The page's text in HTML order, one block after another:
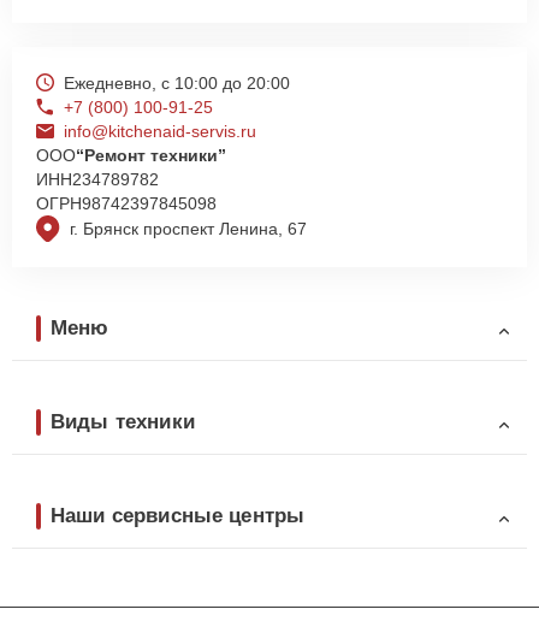
г. Брянск проспект Ленина, 67
Ежедневно, с 10:00 до 20:00
+7 (800) 100-91-25
info@kitchenaid-servis.ru
ООО“Ремонт техники”
ИНН234789782
ОГРН98742397845098
Меню
Виды техники
Наши сервисные центры